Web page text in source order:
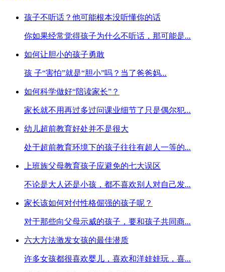
孩子不听话？他可能根本没听懂你的话
你如果经常觉得孩子为什么不听话，那可能是...
如何让胆小的孩子勇敢
孩 子“害怕”就是“胆小”吗？当了爸爸妈...
如何科学做好“陪读家长”？
家长就不用再过多过问课业细节了只是偶尔犯...
幼儿超前教育好处并不是很大
处于超前教育环境下的孩子往往有超人一等的...
上班族父母教育孩子应避免的七大误区
不论是大人还是小孩，都不喜欢别人对自己发...
家长该如何对付性格倔强的孩子呢？
对于那些向父母示威的孩子，要和孩子共同商...
六大方法激发女孩的最佳潜质
许多女孩都很喜欢婴儿，喜欢和洋娃娃玩，喜...